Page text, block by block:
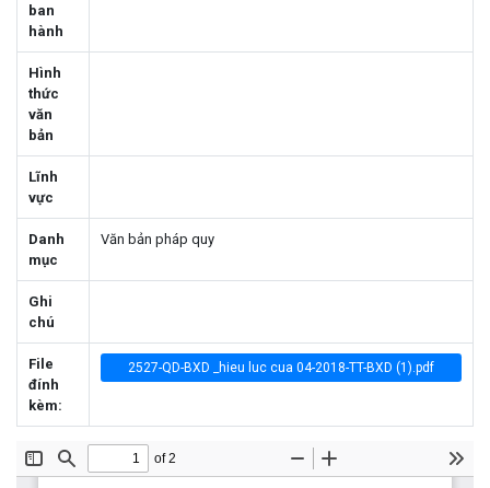
ban
hành
Hình
thức
văn
bản
Lĩnh
vực
Danh
mục
Văn bản pháp quy
Ghi
chú
File
đính
kèm:
2527-QD-BXD _hieu luc cua 04-2018-TT-BXD (1).pdf